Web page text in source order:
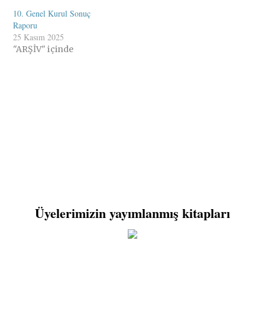
10. Genel Kurul Sonuç
Raporu
25 Kasım 2025
"ARŞİV" içinde
Üyelerimizin yayımlanmış kitapları